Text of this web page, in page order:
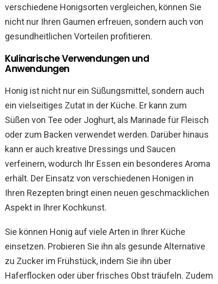
verschiedene Honigsorten vergleichen, können Sie
nicht nur Ihren Gaumen erfreuen, sondern auch von
gesundheitlichen Vorteilen profitieren.
Kulinarische Verwendungen und
Anwendungen
Honig ist nicht nur ein Süßungsmittel, sondern auch
ein vielseitiges Zutat in der Küche. Er kann zum
Süßen von Tee oder Joghurt, als Marinade für Fleisch
oder zum Backen verwendet werden. Darüber hinaus
kann er auch kreative Dressings und Saucen
verfeinern, wodurch Ihr Essen ein besonderes Aroma
erhält. Der Einsatz von verschiedenen Honigen in
Ihren Rezepten bringt einen neuen geschmacklichen
Aspekt in Ihrer Kochkunst.
Sie können Honig auf viele Arten in Ihrer Küche
einsetzen. Probieren Sie ihn als gesunde Alternative
zu Zucker im Frühstück, indem Sie ihn über
Haferflocken oder über frisches Obst träufeln. Zudem